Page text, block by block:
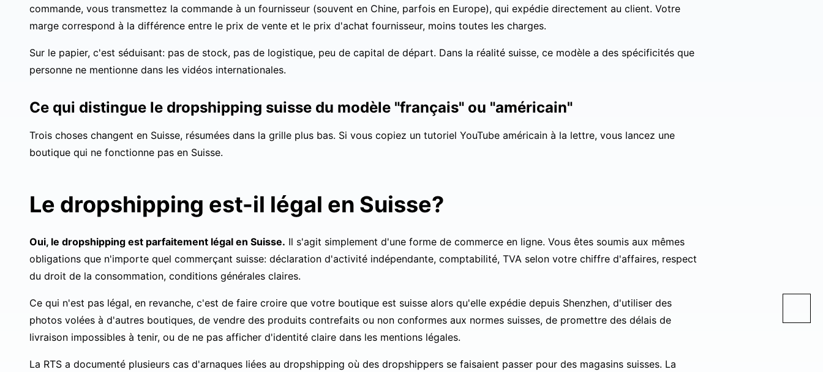
commande, vous transmettez la commande à un fournisseur (souvent en Chine, parfois en Europe), qui expédie directement au client. Votre
marge correspond à la différence entre le prix de vente et le prix d'achat fournisseur, moins toutes les charges.
Sur le papier, c'est séduisant: pas de stock, pas de logistique, peu de capital de départ. Dans la réalité suisse, ce modèle a des spécificités que
personne ne mentionne dans les vidéos internationales.
Ce qui distingue le dropshipping suisse du modèle "français" ou "américain"
Trois choses changent en Suisse, résumées dans la grille plus bas. Si vous copiez un tutoriel YouTube américain à la lettre, vous lancez une
boutique qui ne fonctionne pas en Suisse.
Le dropshipping est-il légal en Suisse?
Oui, le dropshipping est parfaitement légal en Suisse. Il s'agit simplement d'une forme de commerce en ligne. Vous êtes soumis aux mêmes
obligations que n'importe quel commerçant suisse: déclaration d'activité indépendante, comptabilité, TVA selon votre chiffre d'affaires, respect
du droit de la consommation, conditions générales claires.
Ce qui n'est pas légal, en revanche, c'est de faire croire que votre boutique est suisse alors qu'elle expédie depuis Shenzhen, d'utiliser des
photos volées à d'autres boutiques, de vendre des produits contrefaits ou non conformes aux normes suisses, de promettre des délais de
livraison impossibles à tenir, ou de ne pas afficher d'identité claire dans les mentions légales.
La RTS a documenté plusieurs cas d'arnaques liées au dropshipping où des dropshippers se faisaient passer pour des magasins suisses. La